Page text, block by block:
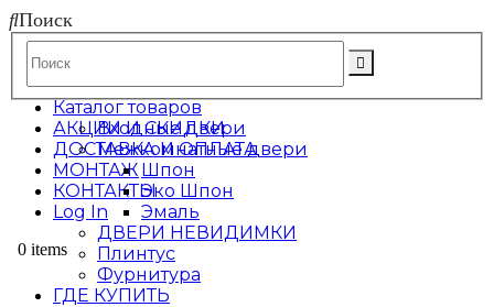
Поиск
АКЦИИ И СКИДКИ
ДОСТАВКА И ОПЛАТА
МОНТАЖ
КОНТАКТЫ
Log In
0 items
Каталог товаров
Входные двери
Межкомнатные двери
Шпон
Эко Шпон
Эмаль
ДВЕРИ НЕВИДИМКИ
Плинтус
Фурнитура
ГДЕ КУПИТЬ